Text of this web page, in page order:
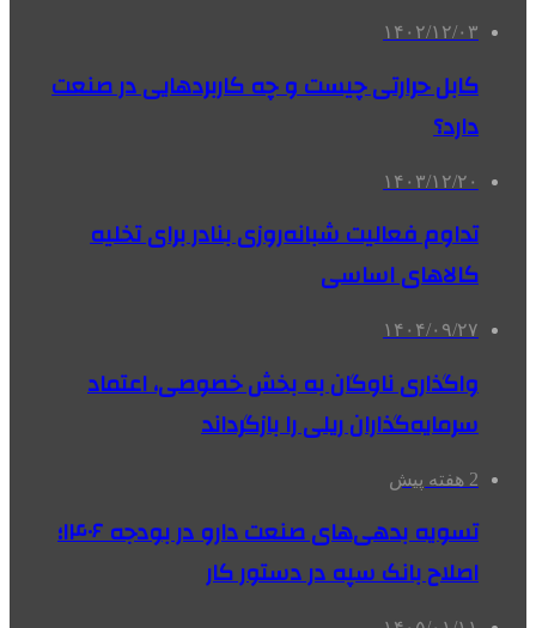
۱۴۰۲/۱۲/۰۳
کابل حرارتی چیست و چه کاربردهایی در صنعت
دارد؟
۱۴۰۳/۱۲/۲۰
تداوم فعالیت شبانه‌روزی بنادر برای تخلیه
کالاهای اساسی
۱۴۰۴/۰۹/۲۷
واگذاری‌ ناوگان به بخش خصوصی، اعتماد
سرمایه‌گذاران ریلی را بازگرداند
2 هفته پیش
تسویه بدهی‌های صنعت دارو در بودجه ۱۴۰۶؛
اصلاح بانک سپه در دستور کار